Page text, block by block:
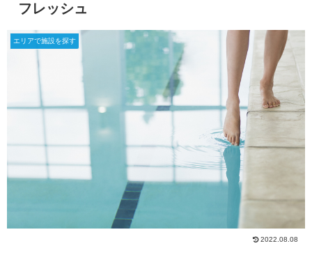
フレッシュ
エリアで施設を探す
2022.08.08